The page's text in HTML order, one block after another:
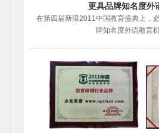
更具品牌知名度外
在第四届新浪2011中国教育盛典上，
牌知名度外语教育